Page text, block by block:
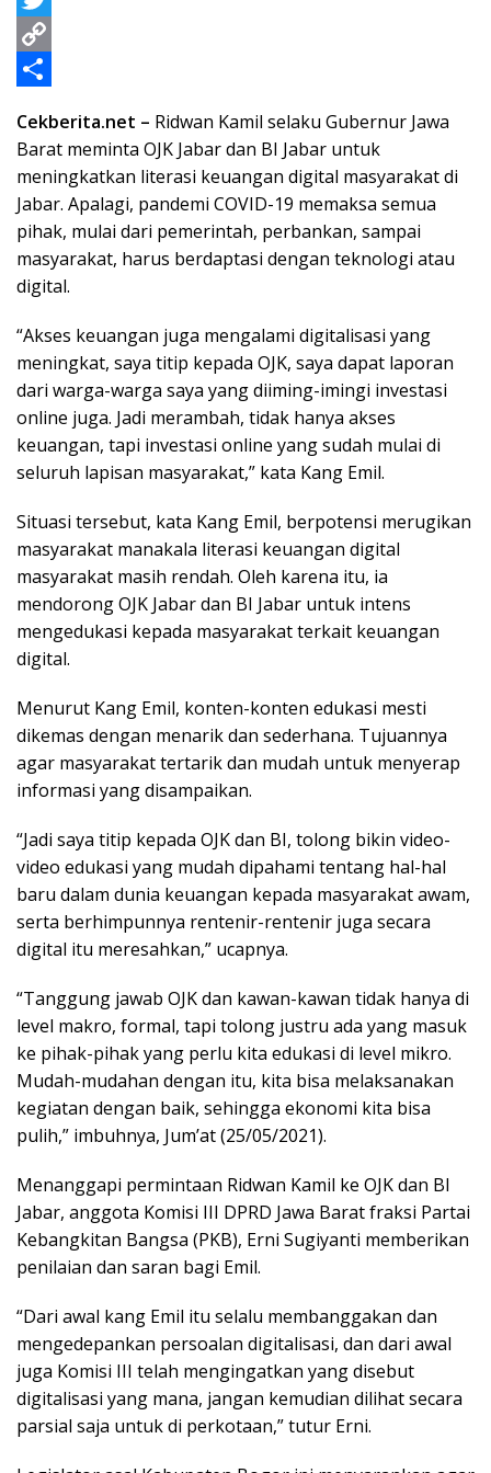
o
o
e
n
e
r
t
s
p
p
n
e
m
a
l
T
w
t
t
e
r
C
p
y
L
i
n
h
a
r
e
Cekberita.net – Ridwan Kamil selaku Gubernur Jawa
Barat meminta OJK Jabar dan BI Jabar untuk
meningkatkan literasi keuangan digital masyarakat di
Jabar. Apalagi, pandemi COVID-19 memaksa semua
pihak, mulai dari pemerintah, perbankan, sampai
masyarakat, harus berdaptasi dengan teknologi atau
digital.
“Akses keuangan juga mengalami digitalisasi yang
meningkat, saya titip kepada OJK, saya dapat laporan
dari warga-warga saya yang diiming-imingi investasi
online juga. Jadi merambah, tidak hanya akses
keuangan, tapi investasi online yang sudah mulai di
seluruh lapisan masyarakat,” kata Kang Emil.
Situasi tersebut, kata Kang Emil, berpotensi merugikan
masyarakat manakala literasi keuangan digital
masyarakat masih rendah. Oleh karena itu, ia
mendorong OJK Jabar dan BI Jabar untuk intens
mengedukasi kepada masyarakat terkait keuangan
digital.
Menurut Kang Emil, konten-konten edukasi mesti
dikemas dengan menarik dan sederhana. Tujuannya
agar masyarakat tertarik dan mudah untuk menyerap
informasi yang disampaikan.
“Jadi saya titip kepada OJK dan BI, tolong bikin video-
video edukasi yang mudah dipahami tentang hal-hal
baru dalam dunia keuangan kepada masyarakat awam,
serta berhimpunnya rentenir-rentenir juga secara
digital itu meresahkan,” ucapnya.
“Tanggung jawab OJK dan kawan-kawan tidak hanya di
level makro, formal, tapi tolong justru ada yang masuk
ke pihak-pihak yang perlu kita edukasi di level mikro.
Mudah-mudahan dengan itu, kita bisa melaksanakan
kegiatan dengan baik, sehingga ekonomi kita bisa
pulih,” imbuhnya, Jum’at (25/05/2021).
Menanggapi permintaan Ridwan Kamil ke OJK dan BI
Jabar, anggota Komisi III DPRD Jawa Barat fraksi Partai
Kebangkitan Bangsa (PKB), Erni Sugiyanti memberikan
penilaian dan saran bagi Emil.
“Dari awal kang Emil itu selalu membanggakan dan
mengedepankan persoalan digitalisasi, dan dari awal
juga Komisi III telah mengingatkan yang disebut
digitalisasi yang mana, jangan kemudian dilihat secara
parsial saja untuk di perkotaan,” tutur Erni.